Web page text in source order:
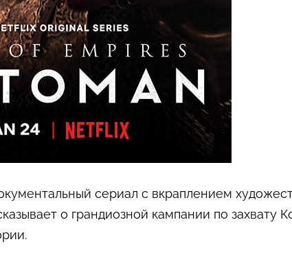
сериал с вкраплением
о грандиозной кампании по захвату